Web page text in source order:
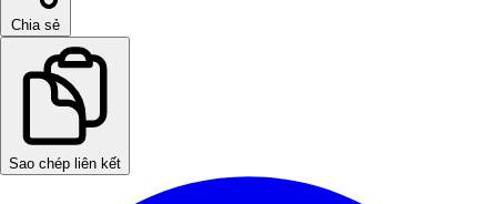
Chia sẻ
Sao chép liên kết